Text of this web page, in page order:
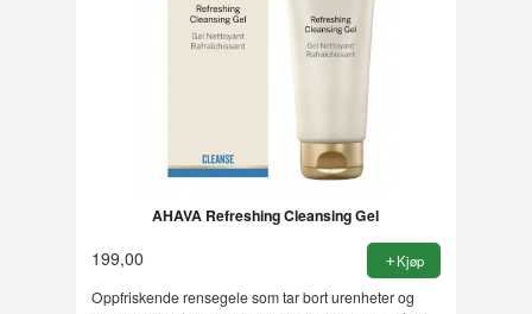
AHAVA Refreshing Cleansing Gel
199,00 Kjøp
Oppfriskende rensegele som tar bort urenheter og